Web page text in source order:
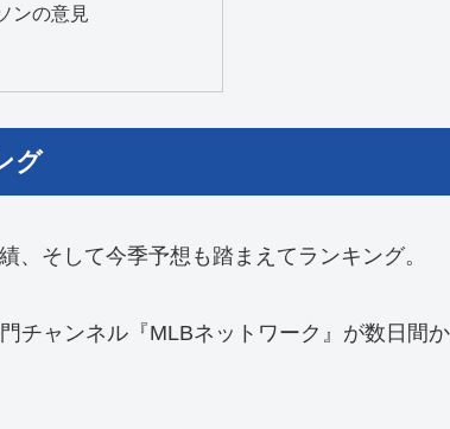
ンの意見
グ
、そして今季予想も踏まえてランキング。
チャンネル『MLBネットワーク』が数日間